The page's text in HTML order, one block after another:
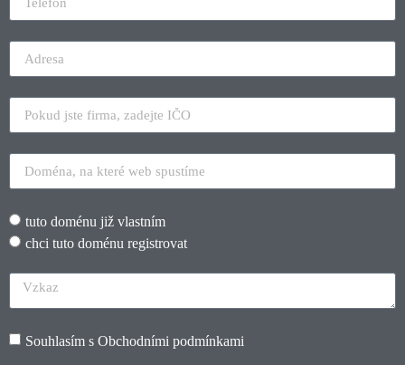
tuto doménu již vlastním
chci tuto doménu registrovat
Souhlasím s Obchodními podmínkami